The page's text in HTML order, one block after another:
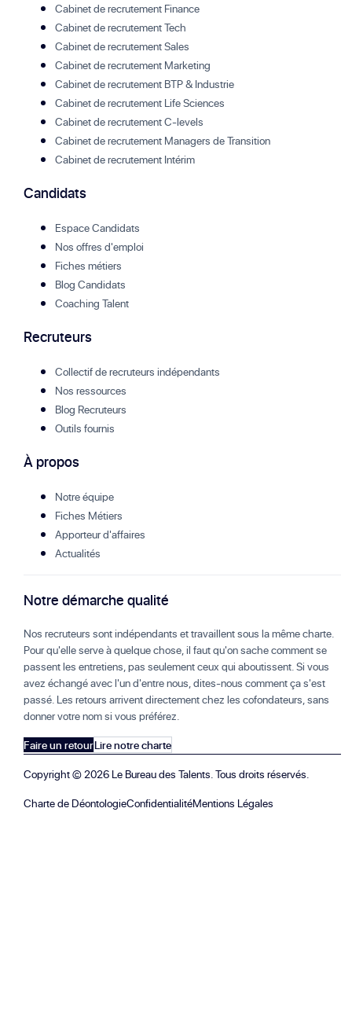
Cabinet de recrutement Finance
Cabinet de recrutement Tech
Cabinet de recrutement Sales
Cabinet de recrutement Marketing
Cabinet de recrutement BTP & Industrie
Cabinet de recrutement Life Sciences
Cabinet de recrutement C-levels
Cabinet de recrutement Managers de Transition
Cabinet de recrutement Intérim
Candidats
Espace Candidats
Nos offres d'emploi
Fiches métiers
Blog Candidats
Coaching Talent
Recruteurs
Collectif de recruteurs indépendants
Nos ressources
Blog Recruteurs
Outils fournis
À propos
Notre équipe
Fiches Métiers
Apporteur d'affaires
Actualités
Notre démarche qualité
Nos recruteurs sont indépendants et travaillent sous la même charte.
Pour qu'elle serve à quelque chose, il faut qu'on sache comment se
passent les entretiens, pas seulement ceux qui aboutissent. Si vous
avez échangé avec l'un d'entre nous, dites-nous comment ça s'est
passé. Les retours arrivent directement chez les cofondateurs, sans
donner votre nom si vous préférez.
Faire un retourLire notre charte
Copyright ©2026 Le Bureau des Talents. Tous droits réservés.
Charte de DéontologieConfidentialitéMentions Légales